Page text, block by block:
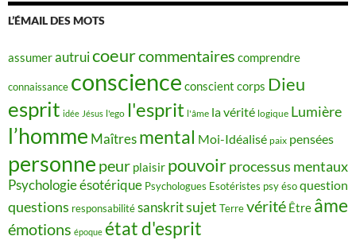
L’ÉMAIL DES MOTS
assumerautruicoeurcommentaires comprendre
connaissance conscience conscient corps Dieu
esprit idée Jésus l'ego l'esprit l'âme la vérité logique Lumière
l’homme Maîtres mental Moi-Idéalisé paix pensées
personne peur plaisir pouvoirprocessus mentaux
Psychologie ésotérique Psychologues Esotéristes psy ésoquestion
questions responsabilitésanskritsujet Terrevérité Être âme
émotions époque état d'esprit